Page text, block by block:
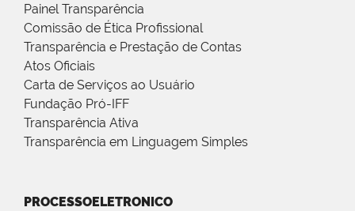
Painel Transparência
Comissão de Ética Profissional
Transparência e Prestação de Contas
Atos Oficiais
Carta de Serviços ao Usuário
Fundação Pró-IFF
Transparência Ativa
Transparência em Linguagem Simples
PROCESSOELETRONICO